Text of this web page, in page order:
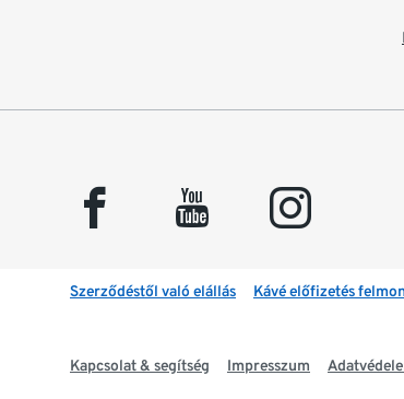
facebook youtube instagram
Szerződéstől való elállás Kávé előfizetés
Kapcsolat & segítség Impresszum